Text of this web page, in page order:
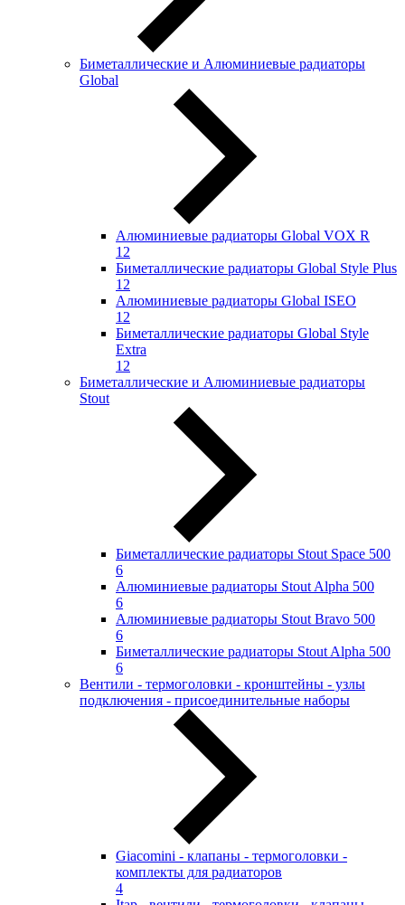
Биметаллические и Алюминиевые радиаторы
Global
Алюминиевые радиаторы Global VOX R
12
Биметаллические радиаторы Global Style Plus
12
Алюминиевые радиаторы Global ISEO
12
Биметаллические радиаторы Global Style
Extra
12
Биметаллические и Алюминиевые радиаторы
Stout
Биметаллические радиаторы Stout Space 500
6
Алюминиевые радиаторы Stout Alpha 500
6
Алюминиевые радиаторы Stout Bravo 500
6
Биметаллические радиаторы Stout Alpha 500
6
Вентили - термоголовки - кронштейны - узлы
подключения - присоединительные наборы
Giacomini - клапаны - термоголовки -
комплекты для радиаторов
4